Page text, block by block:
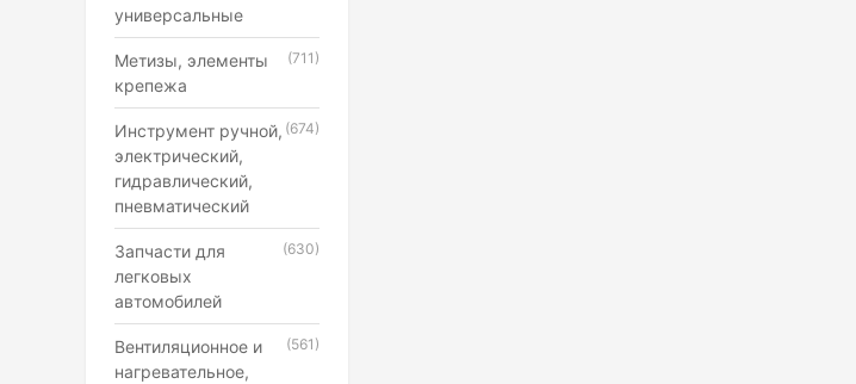
универсальные
Метизы, элементы
крепежа
(711)
Инструмент ручной,
электрический,
гидравлический,
пневматический
(674)
Запчасти для
легковых
автомобилей
(630)
Вентиляционное и
нагревательное,
(561)